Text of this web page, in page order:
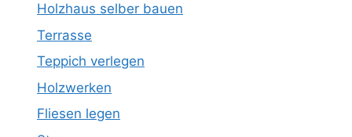
Holzhaus selber bauen
Terrasse
Teppich verlegen
Holzwerken
Fliesen legen